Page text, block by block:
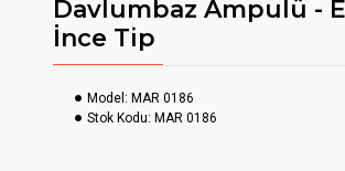
Davlumbaz Ampulü -
İnce Tip
Model: MAR 0186
Stok Kodu: MAR 0186